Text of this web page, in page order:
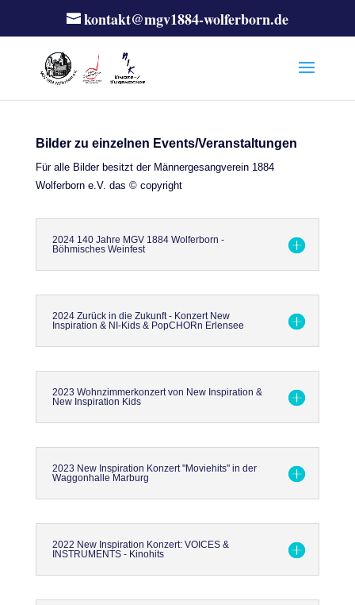
kontakt@mgv1884-wolferborn.de
Bilder zu einzelnen Events/Veranstaltungen
Für alle Bilder besitzt der Männergesangverein 1884
Wolferborn e.V. das © copyright
2024 140 Jahre MGV 1884 Wolferborn -
Böhmisches Weinfest
2024 Zurück in die Zukunft - Konzert New
Inspiration & NI-Kids & PopCHORn Erlensee
2023 Wohnzimmerkonzert von New Inspiration &
New Inspiration Kids
2023 New Inspiration Konzert "Moviehits" in der
Waggonhalle Marburg
2022 New Inspiration Konzert: VOICES &
INSTRUMENTS - Kinohits